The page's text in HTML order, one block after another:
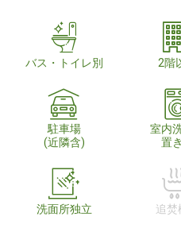
バス・トイレ別 2階
駐車場
(近隣含)
室内
置
洗面所独立 追焚